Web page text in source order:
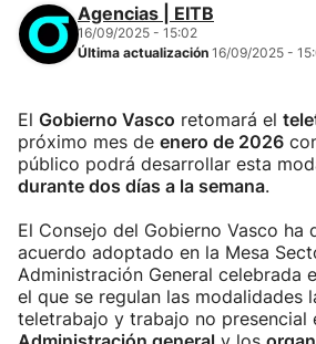
Agencias | EITB
16/09/2025 - 15:02
Última actualización 16/09/2025 -
El Gobierno Vasco retomará el
próximo mes de enero de 2026
público podrá desarrollar esta
durante dos días a la semana.
El Consejo del Gobierno Vasco ha
acuerdo adoptado en la Mesa
Administración General celebrada
el que se regulan las modalidades
teletrabajo y trabajo no presencial